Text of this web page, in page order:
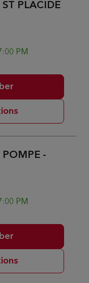
PLACIDE
PM
POMPE -
PM